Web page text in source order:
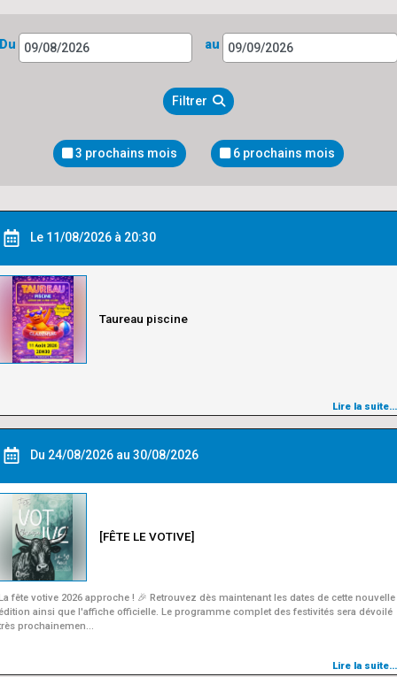
Du au
Filtrer
3 prochains mois 6 prochains mois
Le 11/08/2026 à 20:30
Taureau piscine
Lire la suite…
Du 24/08/2026 au 30/08/2026
[FÊTE LE VOTIVE]
fête votive 2026 approche ! 🎉 Retrouvez dès maintenant les dates de cette nouvelle
ainsi que l'affiche officielle. Le programme complet des festivités sera dévoilé
prochainemen…
Lire la suite…